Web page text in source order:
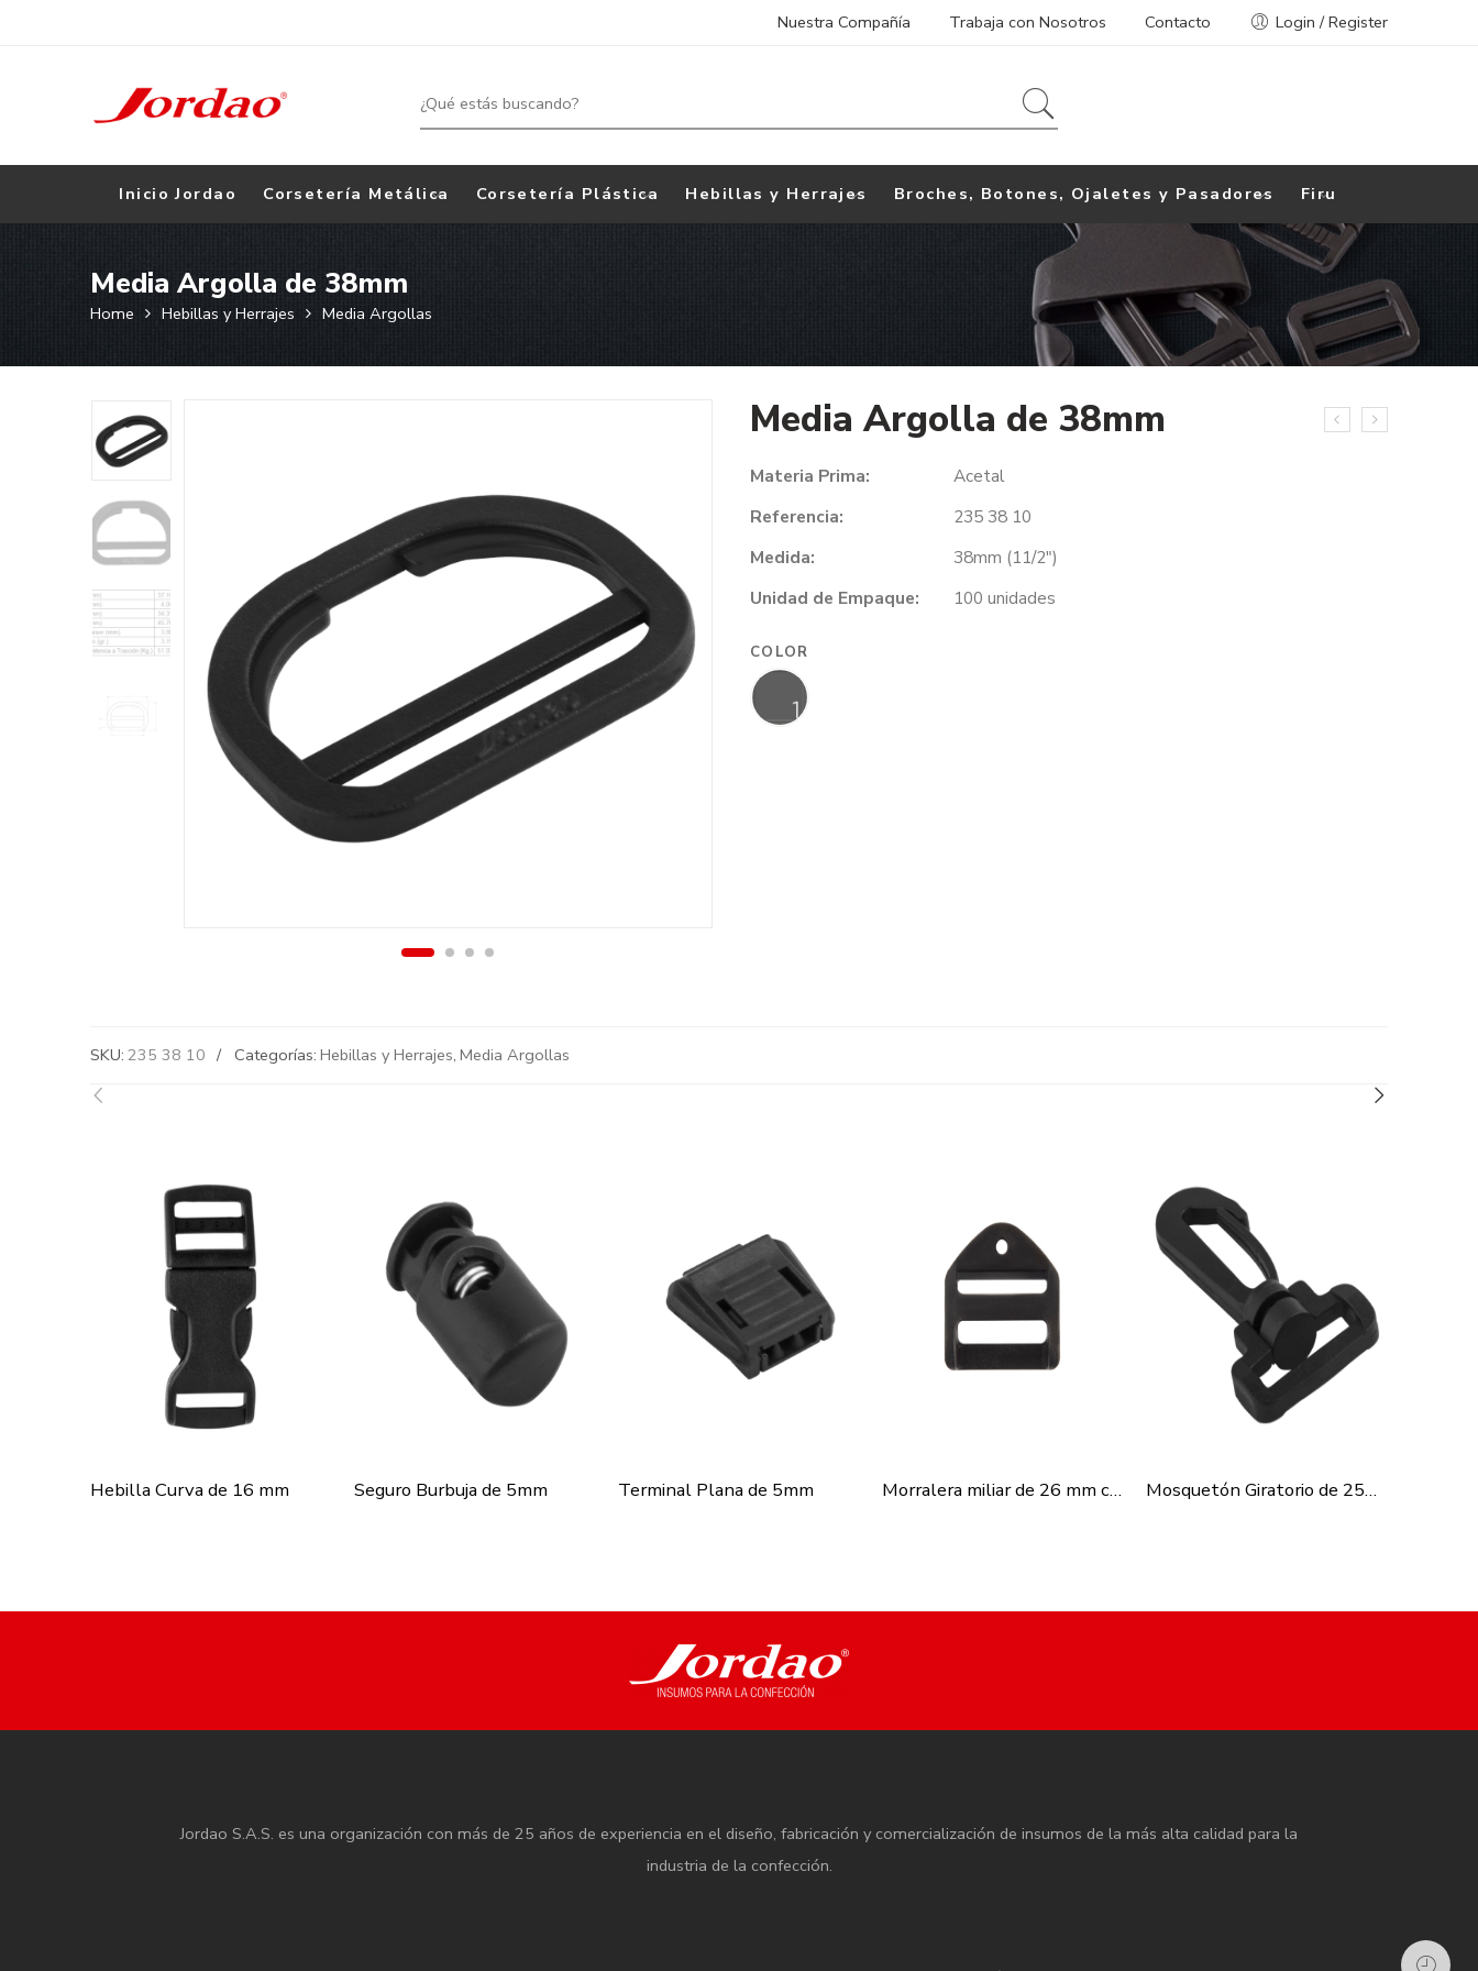
Nuestra Compañía Trabaja con Nosotros Contacto Login / Register
Inicio Jordao Corsetería Metálica Corsetería Plástica Hebillas y Herrajes Broches, Botones, Ojaletes y Pasadores Firu
Media Argolla de 38mm
Home Hebillas y Herrajes Media Argollas
Media Argolla de 38mm
Materia Prima:
Acetal
Referencia:
235 38 10
Medida:
38mm (11/2″)
Unidad de Empaque:
100 unidades
COLOR
SKU: 235 38 10 Categorías: Hebillas y Herrajes, Media Argollas
Hebilla Curva de 16 mm Seguro Burbuja de 5mm Terminal Plana de 5mm Morralera miliar de 26 mm con agujero Mosquetón Giratorio de 25mm
Jordao S.A.S. es una organización con más de 25 años de experiencia en el diseño, fabricación y comercialización de insumos de la más alta calidad para la
industria de la confección.